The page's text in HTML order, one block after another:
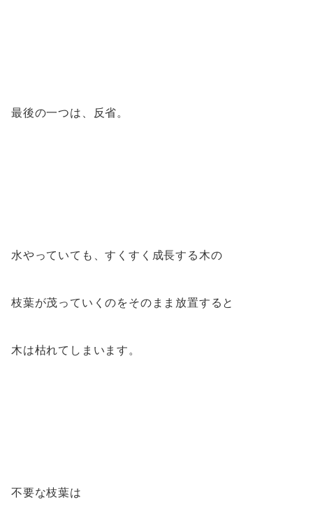
最後の一つは、反省。
水やっていても、すくすく成長する木の
枝葉が茂っていくのをそのまま放置すると
木は枯れてしまいます。
不要な枝葉は